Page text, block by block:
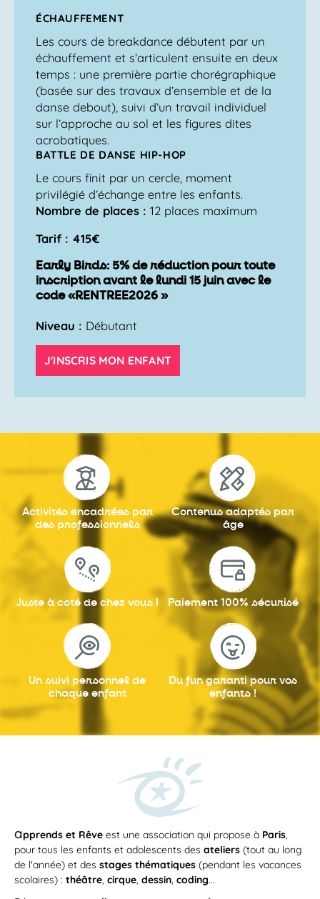
ÉCHAUFFEMENT
Les cours de breakdance débutent par un
échauffement et s’articulent ensuite en deux
temps : une première partie chorégraphique
(basée sur des travaux d’ensemble et de la
danse debout), suivi d’un travail individuel
sur l’approche au sol et les figures dites
acrobatiques.
BATTLE DE DANSE HIP-HOP
Le cours finit par un cercle, moment
privilégié d’échange entre les enfants.
Nombre de places : 12 places maximum
Tarif : 415€
Early Birds: 5% de réduction pour toute
inscription avant le lundi 15 juin avec le
code «RENTREE2026 »
Niveau : Débutant
J'INSCRIS MON ENFANT
Activités encadrées par
des professionnels
Contenus adaptés par
âge
Juste à coté de chez vous ! Paiement 100% sécurisé
Un suivi personnel de
chaque enfant
Du fun garantipour vos
enfants !
apprends et Rêve est une association qui propose à Paris,
pour tous les enfants et adolescents des ateliers (tout au long
de l'année) et des stages thématiques (pendant les vacances
scolaires) : théâtre, cirque, dessin, coding...